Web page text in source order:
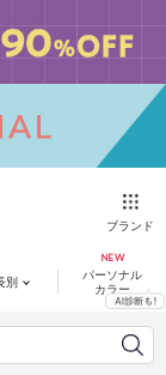
ブランド
別
パーソナル
カラー